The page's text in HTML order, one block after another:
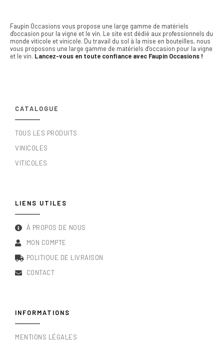
Faupin Occasions vous propose une large gamme de matériels
d'occasion pour la vigne et le vin. Le site est dédié aux professionnels du
monde viticole et vinicole. Du travail du sol à la mise en bouteilles, nous
vous proposons une large gamme de matériels d’occasion pour la vigne
et le vin. Lancez-vous en toute confiance avec Faupin Occasions !
CATALOGUE
TOUS LES PRODUITS
VINICOLES
VITICOLES
LIENS UTILES
À PROPOS DE NOUS
MON COMPTE
POLITIQUE DE LIVRAISON
CONTACT
INFORMATIONS
MENTIONS LÉGALES